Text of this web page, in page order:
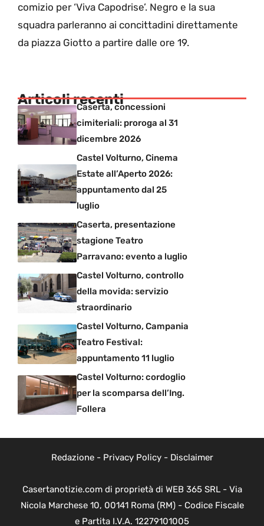
comizio per ‘Viva Capodrise’. Negro e la sua
squadra parleranno ai concittadini direttamente
da piazza Giotto a partire dalle ore 19.
Articoli recenti
Caserta, concessioni
cimiteriali: proroga al 31
dicembre 2026
Castel Volturno, Cinema
Estate all’Aperto 2026:
appuntamento dal 25
luglio
Caserta, presentazione
stagione Teatro
Parravano: evento a luglio
Castel Volturno, controllo
della movida: servizio
straordinario
Castel Volturno, Campania
Teatro Festival:
appuntamento 11 luglio
Castel Volturno: cordoglio
per la scomparsa dell’Ing.
Follera
Redazione- Privacy Policy- Disclaimer
Casertanotizie.com di proprietà di WEB 365 SRL - Via
Nicola Marchese 10, 00141 Roma (RM) - Codice Fiscale
e Partita I.V.A. 12279101005